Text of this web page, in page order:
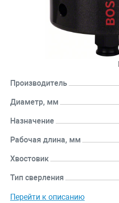
Производитель
Диаметр, мм
Назначение
Рабочая длина, мм
Хвостовик
Тип сверления
Перейти к описанию